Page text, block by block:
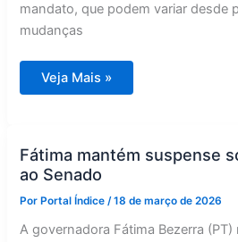
mandato, que podem variar desde
mudanças
O
que
Veja Mais »
Fátima mantém suspense
ao Senado
PorPortal Índice /18 de março de 2026
A governadora Fátima Bezerra